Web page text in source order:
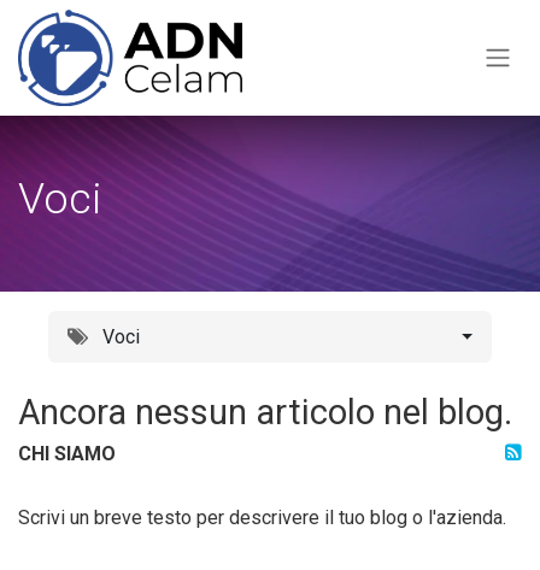
Passa al contenuto
Voci
Voci
Ancora nessun articolo nel blog.
CHI SIAMO
Scrivi un breve testo per descrivere il tuo blog o l'azienda.